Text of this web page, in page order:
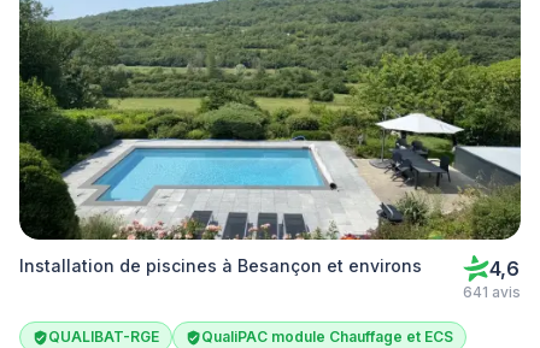
Installation de piscines à Besançon et environs 4,6
641 avis
QUALIBAT-RGE
QualiPAC module Chauffage et ECS